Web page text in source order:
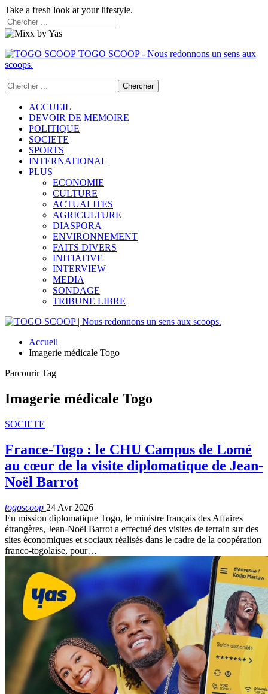
Take a fresh look at your lifestyle.
TOGO SCOOP - Nous redonnons un sens aux
scoops.
ACCUEIL
DEVOIR DE MEMOIRE
POLITIQUE
SOCIETE
SPORTS
INTERNATIONAL
PLUS
ECONOMIE
CULTURE
ACTUALITES
AGRICULTURE
DIASPORA
ENVIRONNEMENT
FAITS DIVERS
INITIATIVE
INTERVIEW
MEDIA
SONDAGE
TRIBUNE LIBRE
Accueil
Imagerie médicale Togo
Parcourir Tag
Imagerie médicale Togo
SOCIETE
France-Togo : le CHU Campus de Lomé
au cœur de la visite diplomatique de Jean-
Noël Barrot
togoscoop 24 Avr 2026
En mission diplomatique Togo, le ministre français des Affaires
étrangères, Jean-Noël Barrot a effectué des visites de terrain sur des
sites économiques et sociaux réalisés dans le cadre de la coopération
franco-togolaise, pour…